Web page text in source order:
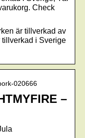
Check
är tillverkad av
tillverkad i Sverige
020666
–